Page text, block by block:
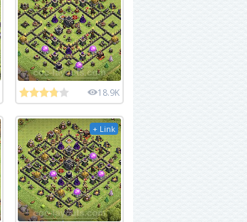
18.9K
+ Link